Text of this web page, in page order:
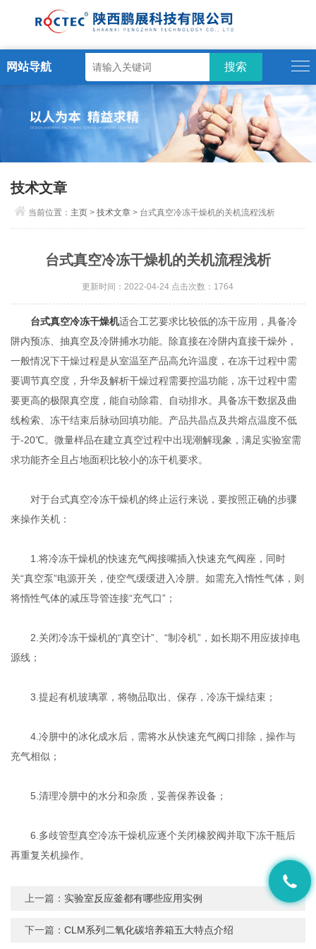
网站导航
技术文章
当前位置： 主页 >技术文章 > 台式真空冷冻干燥机的关机流程浅析
台式真空冷冻干燥机的关机流程浅析
更新时间：2022-04-24 点击次数：1764
台式真空冷冻干燥机适合工艺要求比较低的冻干应用，具备冷
阱内预冻、抽真空及冷阱捕水功能。除直接在冷阱内直接干燥外，
一般情况下干燥过程是从室温至产品高允许温度，在冻干过程中需
要调节真空度，升华及解析干燥过程需要控温功能，冻干过程中需
要更高的极限真空度，能自动除霜、自动排水。具备冻干数据及曲
线检索、冻干结束后脉动回填功能。产品共晶点及共熔点温度不低
于-20℃。微量样品在建立真空过程中出现潮解现象，满足实验室需
求功能齐全且占地面积比较小的冻干机要求。
对于台式真空冷冻干燥机的终止运行来说，要按照正确的步骤
来操作关机：
1.将冷冻干燥机的快速充气阀接嘴插入快速充气阀座，同时
关“真空泵”电源开关，使空气缓缓进入冷肼。如需充入惰性气体，则
将惰性气体的减压导管连接“充气口”；
2.关闭冷冻干燥机的“真空计”、“制冷机”，如长期不用应拔掉电
源线；
3.提起有机玻璃罩，将物品取出、保存，冷冻干燥结束；
4.冷肼中的冰化成水后，需将水从快速充气阀口排除，操作与
充气相似；
5.清理冷肼中的水分和杂质，妥善保养设备；
6.多歧管型真空冷冻干燥机应逐个关闭橡胶阀并取下冻干瓶后
再重复关机操作。
上一篇： 实验室反应釜都有哪些应用实例
下一篇：CLM系列二氧化碳培养箱五大特点介绍